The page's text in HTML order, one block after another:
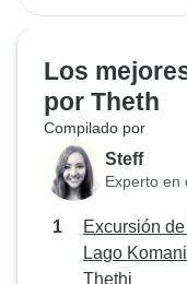
Los
por Theth
Compilado por
Steff
Experto en
Excursión
Lago
Thethi